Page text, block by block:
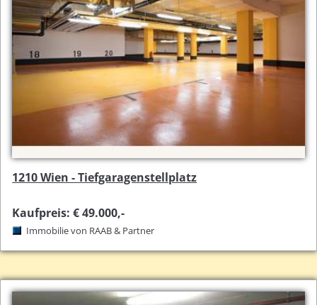
1210 Wien - Tiefgaragenstellplatz
Kaufpreis: € 49.000,-
Immobilie von RAAB & Partner